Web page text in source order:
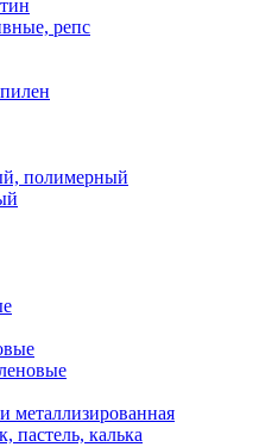
репс
полимерный
металлизированная
пастель, калька